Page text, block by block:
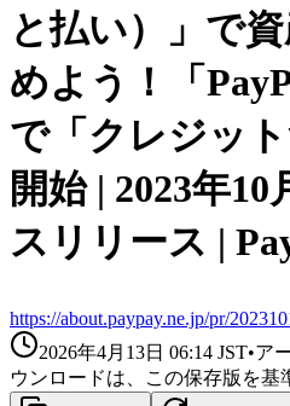
と払い）」で
めよう！「
で「クレジッ
開始 | 2023年
スリリース |
https://about.paypay.ne.jp/pr/
2026年4月13日 06:14 JST•ア
ウンロードは、この保存版を基